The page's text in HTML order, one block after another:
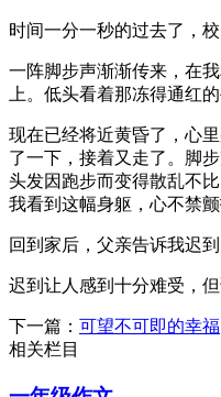
时间一分一秒的过去了，
一阵脚步声渐渐传来，在
上。低头看着那冻得通红
现在已经将近黄昏了，心
了一下，接着又走了。脚
头发因跑步而变得散乱不
我看到这幅身躯，心不禁
回到家后，父亲告诉我迟
迟到让人感到十分难受，
下一篇： 可望不可即的幸福
相关栏目